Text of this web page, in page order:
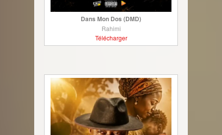
Dans Mon Dos (DMD)
Rahimi
Télécharger